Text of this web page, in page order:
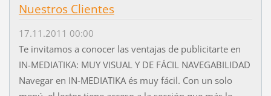
Nuestros Clientes
17.11.2011 00:00
Te invitamos a conocer las ventajas de publicitarte en
IN-MEDIATIKA: MUY VISUAL Y DE FÁCIL NAVEGABILIDAD
Navegar en IN-MEDIATIKA és muy fácil. Con un solo